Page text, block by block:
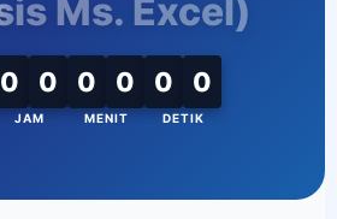
Ms. Excel)
0 0
JAM
0 0
MENIT
0 0
DETIK